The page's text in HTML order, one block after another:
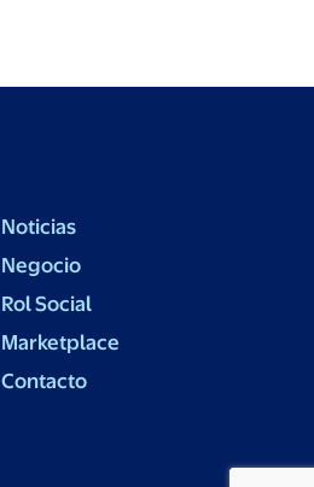
Noticias
Negocio
Rol Social
Marketplace
Contacto